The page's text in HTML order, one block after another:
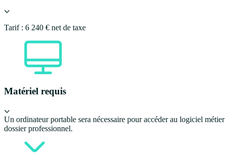
Tarif : 6 240 € net de taxe
Matériel requis
Un ordinateur portable sera nécessaire pour accéder au logiciel
dossier professionnel.